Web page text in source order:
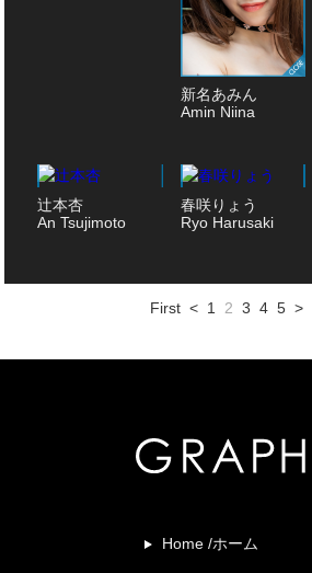
新名あみん
Amin Niina
辻本杏
An Tsujimoto
春咲りょう
Ryo Harusaki
First < 1 2 3 4 5 >
Home /ホーム